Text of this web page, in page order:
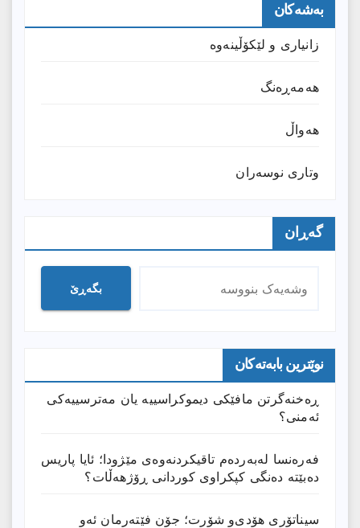
بەشەکان
زانیارى و لێکۆڵینەوە
هەمەڕەنگ
هەواڵ
وتارى نوسەران
گەڕان
بگەڕێ
نوێترین بابەتەکان
ڕەخنەگرتن مافێکی دیموکراسییە یان مەترسییەکی
ئەمنی؟
فەرەنسا لەبەردەم تاقیکردنەوەی مێژودا؛ ئایا پاریس
دەبێتە دەنگی کپکراوی کوردانی ڕۆژھەڵات؟
سیناتۆری هۆدی‌و شۆرت؛ جۆن فێتەرمان ئەو